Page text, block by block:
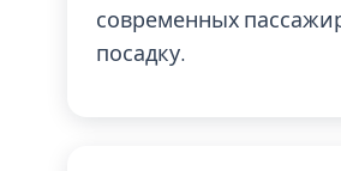
современных
посадку.